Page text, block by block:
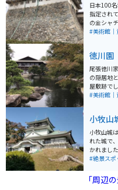
日本100
指定され
の金シャ
です。名
#美術館｜
徳川園
尾張徳川
の隠居地
屋敷跡で
姿を楽し
#美術館｜
小牧山
小牧山城
れた城で
かれまし
ます。小
は、山頂
落させ、美濃国
#絶景スポ
「周辺